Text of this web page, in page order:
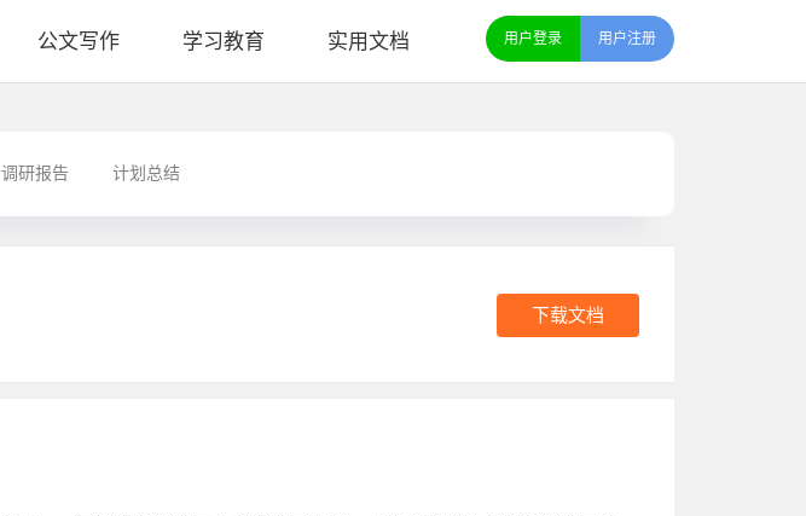
公文写作 学习教育 实用文档 用户登录 用户注册
调研报告 计划总结
下载文档